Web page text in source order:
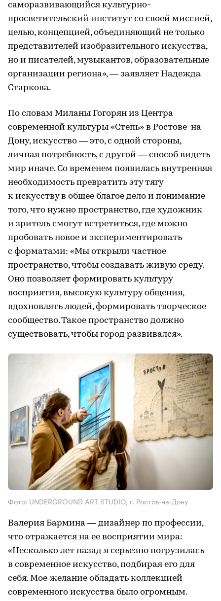
саморазвивающийся культурно-
просветительский институт со своей миссией,
целью, концепцией, объединяющий не только
представителей изобразительного искусства,
но и писателей, музыкантов, образовательные
организации региона», — заявляет Надежда
Старкова.
По словам Миланы Гогорян из Центра
современной культуры «Степь» в Ростове-на-
Дону, искусство — это, с одной стороны,
личная потребность, с другой — способ видеть
мир иначе. Со временем появилась внутренняя
необходимость превратить эту тягу
к искусству в общее благое дело и понимание
того, что нужно пространство, где художник
и зритель смогут встретиться, где можно
пробовать новое и экспериментировать
с форматами: «Мы открыли частное
пространство, чтобы создавать живую среду.
Оно позволяет формировать культуру
восприятия, высокую культуру общения,
вдохновлять людей, формировать творческое
сообщество. Такое пространство должно
существовать, чтобы город развивался».
Фото: UNDERGROUND ART STUDIO, г. Ростов-на-Дону
Валерия Бармина — дизайнер по профессии,
что отражается на ее восприятии мира:
«Несколько лет назад я серьезно погрузилась
в современное искусство, подбирая его для
себя. Мое желание обладать коллекцией
современного искусства было огромным.